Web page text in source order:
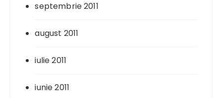
septembrie 2011
august 2011
iulie 2011
iunie 2011